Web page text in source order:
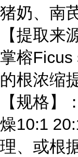
猪奶、南
【提取来
掌榕Ficus
的根浓缩
【规格】
燥10:1
理、或根